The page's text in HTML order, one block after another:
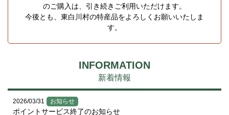
のご購入は、 引き続きご利用いただけます。
今後とも、東白川村の特産品をよろしくお願いいたしま
す。
INFORMATION
新着情報
2026/03/31 お知らせ
ポイントサービス終了のお知らせ